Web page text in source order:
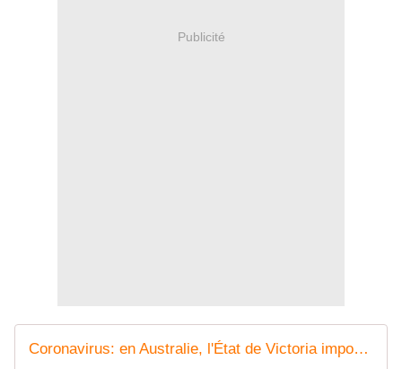
Publicité
Coronavirus: en Australie, l'État de Victoria impose des mesures plus sévères - MOINS de BIENS PLUS de LIENS